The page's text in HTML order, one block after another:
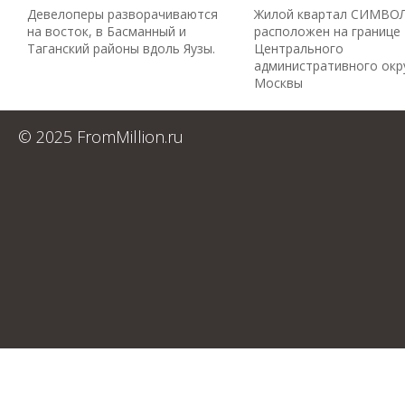
Девелоперы разворачиваются
на восток, в Басманный и
Таганский районы вдоль Яузы.
Жилой квартал
расположен на границе
Центрального
административного
Москвы
© 2025 FromMillion.ru